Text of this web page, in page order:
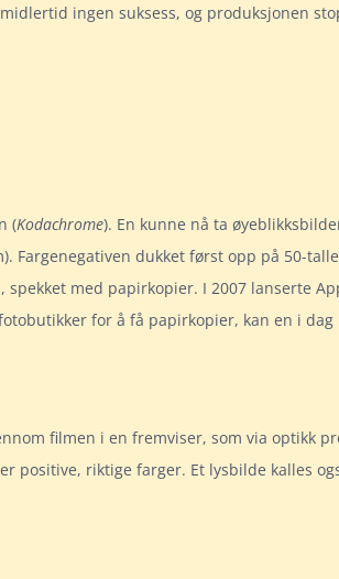
ingen suksess, og produksjonen
(Kodachrome). En kunne nå ta
Fargenegativen dukket først opp på 50-
med papirkopier. I 2007 lanserte
for å få papirkopier, kan en i
filmen i en fremviser, som via optikk
positive, riktige farger. Et lysbilde kalles